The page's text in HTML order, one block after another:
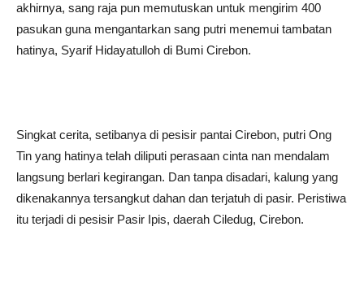
akhirnya, sang raja pun memutuskan untuk mengirim 400
pasukan guna mengantarkan sang putri menemui tambatan
hatinya, Syarif Hidayatulloh di Bumi Cirebon.
Singkat cerita, setibanya di pesisir pantai Cirebon, putri Ong
Tin yang hatinya telah diliputi perasaan cinta nan mendalam
langsung berlari kegirangan. Dan tanpa disadari, kalung yang
dikenakannya tersangkut dahan dan terjatuh di pasir. Peristiwa
itu terjadi di pesisir Pasir Ipis, daerah Ciledug, Cirebon.